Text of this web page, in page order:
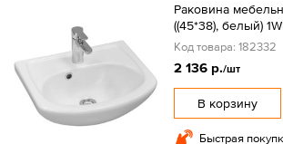
Раковина
((45*38), белый)
Код товара: 182332
2 136 р./шт
В корзину
Быстрая